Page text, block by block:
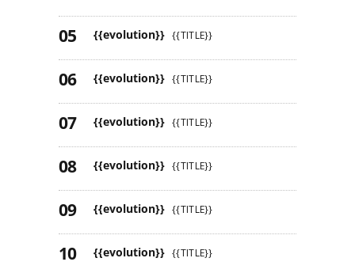
{{evolution}} {{TITLE}}
{{evolution}} {{TITLE}}
{{evolution}} {{TITLE}}
{{evolution}} {{TITLE}}
{{evolution}} {{TITLE}}
{{evolution}} {{TITLE}}